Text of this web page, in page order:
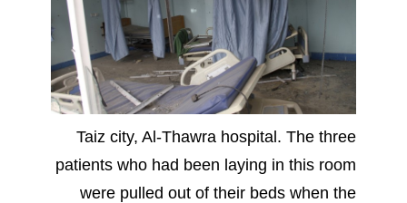
Taiz city, Al-Thawra hospital. The three
patients who had been laying in this room
were pulled out of their beds when the